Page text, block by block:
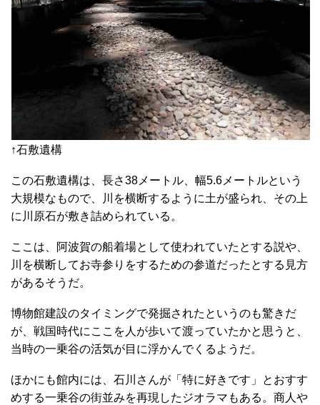
↑石敷遺構
この石敷遺構は、長さ38メートル、幅5.6メートルという
大規模なもので、川を横断するように土が盛られ、その上
に川原石が敷き詰められている。
ここは、阿波賀の船着場として使われていたとする説や、
川を横断してお寺参りをするための参道だったとする見方
があるそうだ。
博物館建設のタイミングで発掘されたというのも驚きだ
が、戦国時代にここを人が歩いて渡っていたかと思うと、
当時の一乗谷の活気が目に浮かんでくるようだ。
ほかにも館内には、石川さんが「特に好きです」とおすす
めする一乗谷の街並みを再現したジオラマもある。商人や